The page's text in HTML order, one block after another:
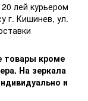
лей курьером
г. Кишинев, ул.
товары кроме
На зеркала
и